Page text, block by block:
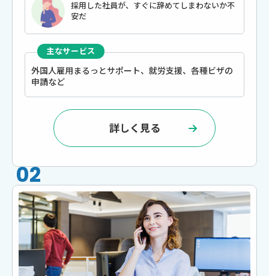
採用した社員が、すぐに辞めてしまわないか不
安だ
主なサービス
外国⼈雇⽤まるっとサポート、就労⽀援、各種ビザの
申請など
詳しく見る
02